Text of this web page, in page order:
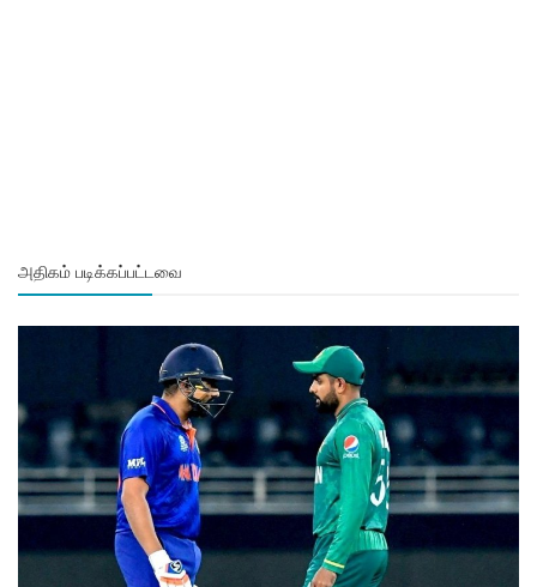
அதிகம் படிக்கப்பட்டவை